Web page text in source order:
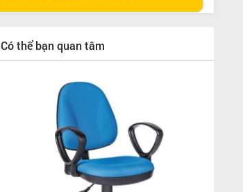
Có thể bạn quan tâm